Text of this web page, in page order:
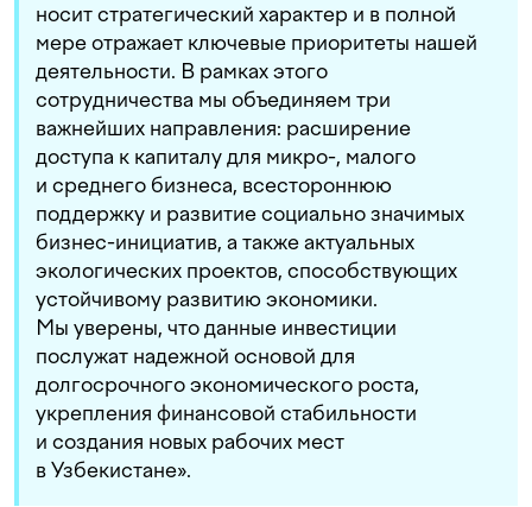
носит стратегический характер и в полной
мере отражает ключевые приоритеты нашей
деятельности. В рамках этого
сотрудничества мы объединяем три
важнейших направления: расширение
доступа к капиталу для микро-, малого
и среднего бизнеса, всестороннюю
поддержку и развитие социально значимых
бизнес-инициатив, а также актуальных
экологических проектов, способствующих
устойчивому развитию экономики.
Мы уверены, что данные инвестиции
послужат надежной основой для
долгосрочного экономического роста,
укрепления финансовой стабильности
и создания новых рабочих мест
в Узбекистане».